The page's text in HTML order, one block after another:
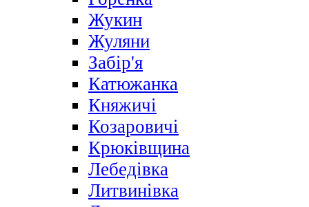
Жукин
Жуляни
Забір'я
Катюжанка
Княжичі
Козаровичі
Крюківщина
Лебедівка
Литвинівка